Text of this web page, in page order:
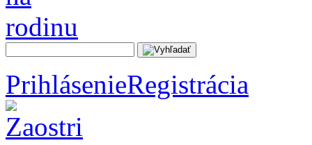
PrihlásenieRegistrácia